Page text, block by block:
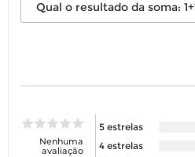
Nenhuma
avaliação
5 estrelas
4 estrelas